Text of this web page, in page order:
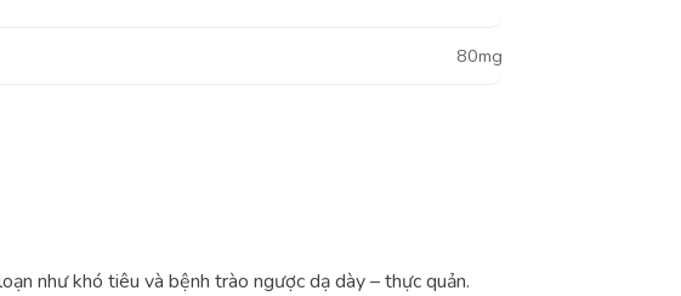
80mg
như khó tiêu và bệnh trào ngược dạ dày – thực quản.